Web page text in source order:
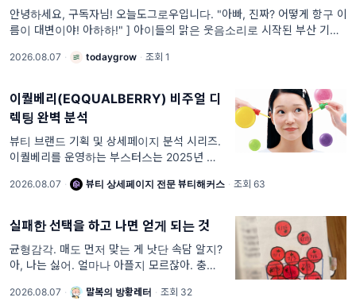
안녕하세요, 구독자님! 오늘도그로우입니다. "아빠, 진짜? 어떻게 항구 이
름이 대변이야! 아하하!" ] 아이들의 맑은 웃음소리로 시작된 부산 기장 대
2026.08.07 · todaygrow · 조회 1
이퀄베리(EQQUALBERRY) 비주얼 디
렉팅 완벽 분석
뷰티 브랜드 기획 및 상세페이지 분석 시리즈.
이퀄베리를 운영하는 부스터스는 2025년 매출
니다. 그리고 2026년 2월, 이퀄베리 비타민 일
2026.08.07 · 뷰티 상세페이지 전문 뷰티해커스 · 조회 63
실패한 선택을 하고 나면 얻게 되는 것
균형감각. 매도 먼저 맞는 게 낫단 속담 알지?
아, 나는 싫어. 얼마나 아플지 모르잖아. 충분히
이야. 매를 맞겠단 건 아니고,
2026.08.07 · 말복의 방황레터 · 조회 32